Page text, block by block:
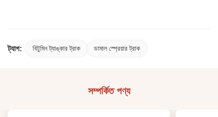
ট্যাগ: বিটুমিন ট্যাঙ্কার ট্রাক ডামাল স্প্রেয়ার ট্রাক
সম্পর্কিত পণ্য